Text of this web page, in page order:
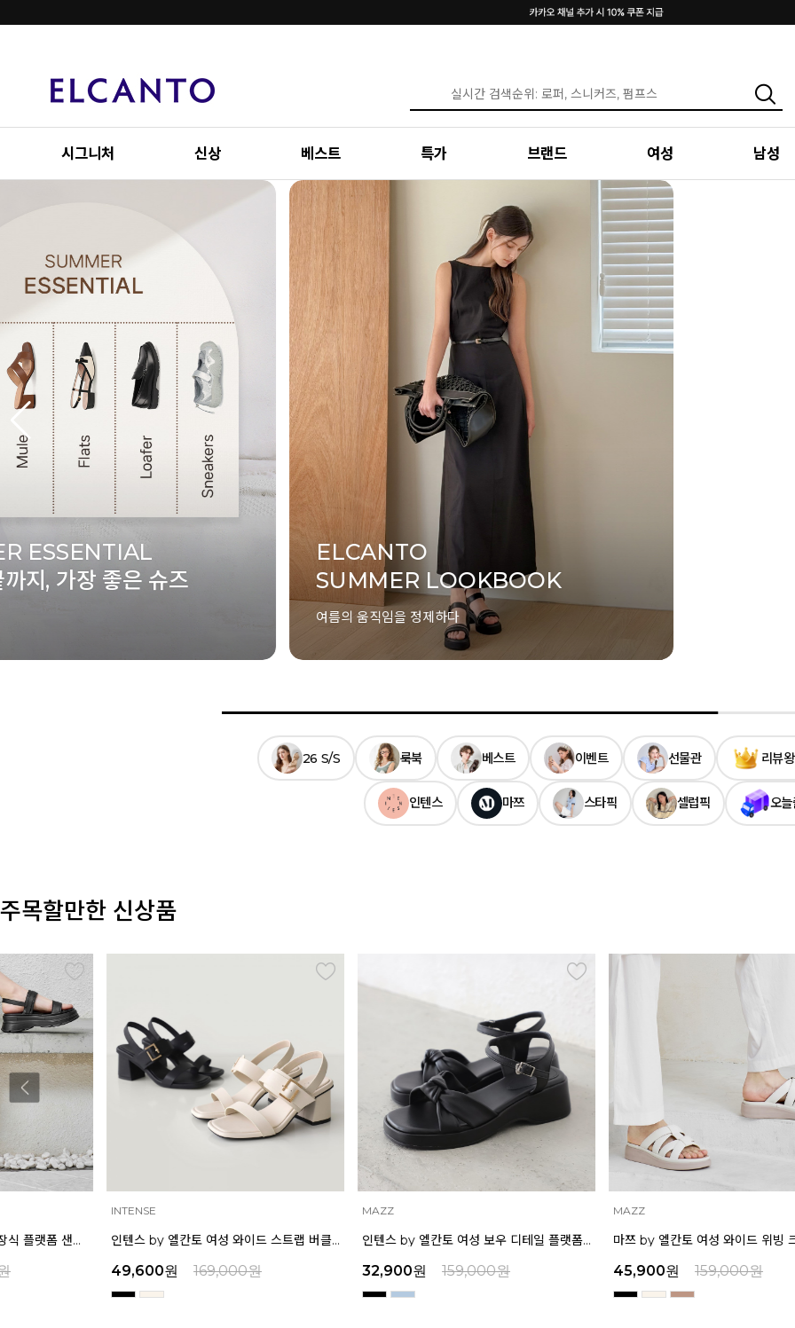
시그니처 신상 베스트 특가 브랜드 여성 남성
ELCANTO
SUMMER LOOKBOOK
INTENSE & MAZZ
SUMMER LOOKBOOK
26 S/S 룩북 베스트 이벤트 선물관 리뷰
인텐스 마쯔 스타픽 셀럽픽 오
주목할만한 신상품
인텐스 by 엘칸토 여성 와이드 스트랩 버클 포인트 샌들 6cm LCWW17I626
49,600 169,000원
인텐스 by 엘칸토 여성 보우 디테일 플랫폼 샌들 5cm LCWW45I626
32,900 159,000원
마쯔 by 엘칸토 여성 와이드 위빙 크로스 컴포트 뮬 3.5cm LCWW62M626
45,900 159,000원